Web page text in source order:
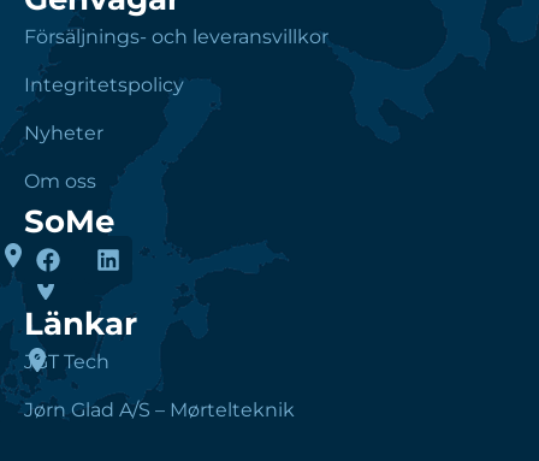
Försäljnings- och leveransvillkor
Integritetspolicy
Nyheter
Om oss
SoMe
Länkar
JGT Tech
Jørn Glad A/S – Mørtelteknik